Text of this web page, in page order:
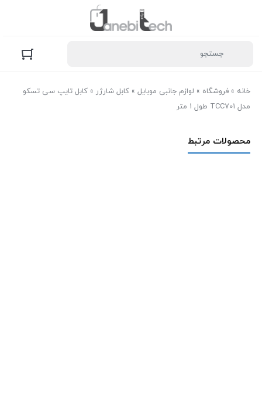
خانه » فروشگاه » لوازم جانبی موبایل » کابل شارژر » کابل تایپ سی تسکو
مدل TCC701 طول 1 متر
محصولات مرتبط